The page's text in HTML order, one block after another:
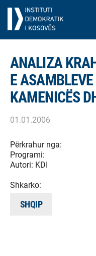
ANALIZA
E
KAMENICËS
01.01.2006
Përkrahur nga:
Programi:
Autori: KDI
Shkarko:
SHQIP